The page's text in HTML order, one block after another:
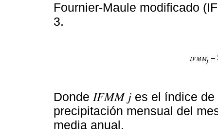
Fournier-Maule modificado
3.
Donde 𝐼𝐹𝑀𝑀 𝑗 es el índice de
precipitación mensual del
media anual.